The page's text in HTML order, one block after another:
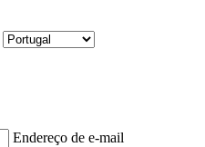
Endereço de e-mail